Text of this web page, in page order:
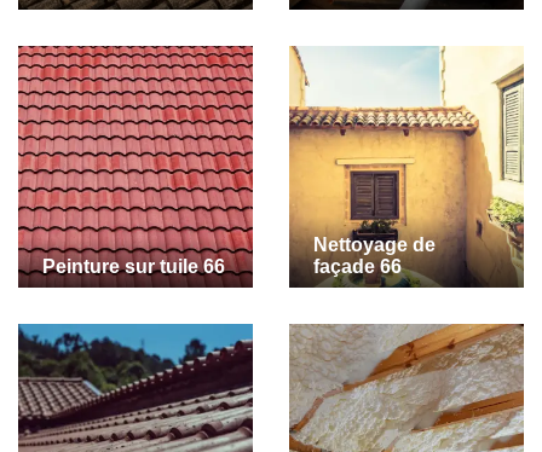
Peinture sur tuile 66
Nettoyage de
façade 66